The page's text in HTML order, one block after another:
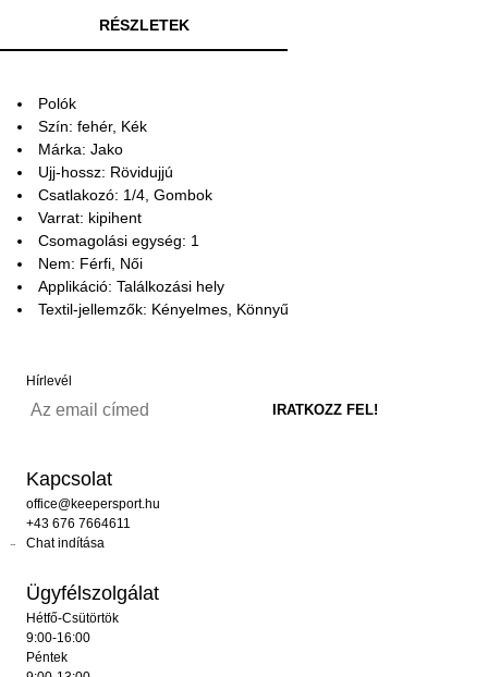
RÉSZLETEK
Polók
Szín: fehér, Kék
Márka: Jako
Ujj-hossz: Rövidujjú
Csatlakozó: 1/4, Gombok
Varrat: kipihent
Csomagolási egység: 1
Nem: Férfi, Női
Applikáció: Találkozási hely
Textil-jellemzők: Kényelmes, Könnyű
Hírlevél
Kapcsolat
office@keepersport.hu
+43 676 7664611
Chat indítása
Ügyfélszolgálat
Hétfő-Csütörtök
9:00-16:00
Péntek